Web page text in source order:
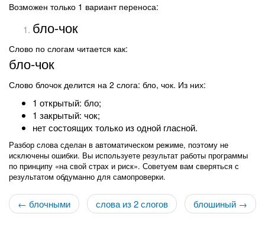
Возможен только 1 вариант переноса:
бло-чок
Слово по слогам читается как:
бло-чок
Слово блочок делится на 2 слога: бло, чок. Из них:
1 открытый: бло;
1 закрытый: чок;
нет состоящих только из одной гласной.
Разбор слова сделан в автоматическом режиме, поэтому не
исключены ошибки. Вы используете результат работы программы
по принципу «на свой страх и риск». Советуем вам сверяться с
результатом обдуманно для самопроверки.
← блочными блошиный →
слова из 2 слогов